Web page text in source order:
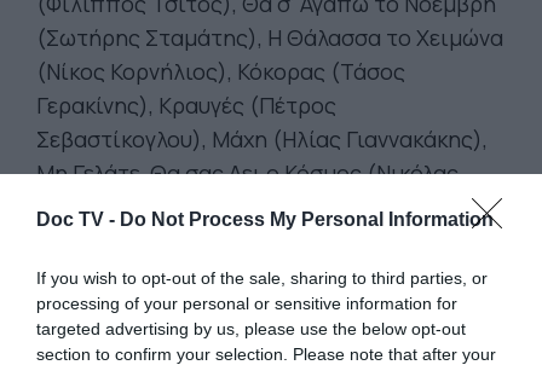
Doc TV - Do Not Process My Personal Information
If you wish to opt-out of the sale, sharing to third parties, or
processing of your personal or sensitive information for
targeted advertising by us, please use the below opt-out
section to confirm your selection. Please note that after your
(Σωτήρης Σταμάτης), Η Θάλασσα το Χειμώνα
(Νίκος Κορνήλιος), Κόκορας (Τάσος
Γερακίνης), Κραυγές (Πέτρος
Σεβαστίκογλου), Μάχη (Ηλίας Γιαννακάκης),
Μη Γελάτε, Θα σας Δει ο Κόσμος (Νικόλας
Δημητρόπουλος), Μισός Ανθρωποφάγος
το Πάττυ (Γιώργος Γεωργόπουλος), Το
Οτιδήποτε (Γιώργος Αθανασίου), Τόμος 7
(Πάνος Παππάς).